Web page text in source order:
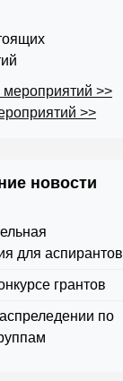
мероприятий >>
>>
новости
для аспирантов
грантов
по